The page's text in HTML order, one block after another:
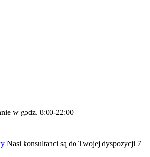
w godz. 8:00-22:00
Nasi konsultanci są do Twojej dyspozycji 7